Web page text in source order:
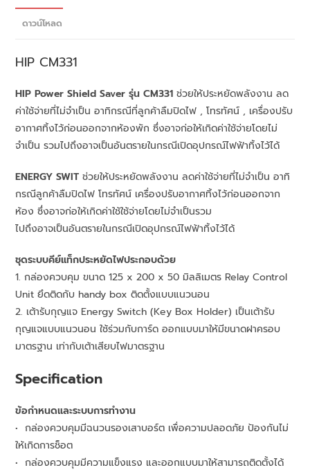
ดาวน์โหลด
HIP CM331
HIP Power Shield Saver รุ่น CM331ช่วยให้ประหยัดพลังงาน ลด
ค่าใช้จ่ายที่ไม่จำเป็น อาทิกรณีที่ลูกค้าลืมปิดไฟ , โทรทัศน์ , เครื่องปรับ
อากาศทิ้งไว้ก่อนออกจากห้องพัก ซึ่งอาจก่อให้เกิดค่าใช้จ่ายโดยไม่
จำเป็น รวมไปถึงอาจเป็นอันตรายในกรณีเปิดอุปกรณ์ไฟฟ้าทิ้งไว้ได้
ENERGY SWITช่วยให้ประหยัดพลังงาน ลดค่าใช้จ่ายที่ไม่จำเป็น อาทิ
กรณีลูกค้าลืมปิดไฟ โทรทัศน์ เครื่องปรับอากาศทิ้งไว้ก่อนออกจาก
ห้อง ซึ่งอาจก่อให้เกิดค่าใช้ใช้จ่ายโดยไม่จำเป็นรวม
ไปถึงอาจเป็นอันตรายในกรณีเปิดอุปกรณ์ไฟฟ้าทิ้งไว้ได้
ชุดระบบคีย์แท็กประหยัดไฟประกอบด้วย
1. กล่องควบคุม ขนาด 125 x 200 x 50 มิลลิเมตร Relay Control
Unit ยึดติดกับ handy box ติดตั้งแบบแนวนอน
2. เต้ารับกุญแจ Energy Switch (Key Box Holder) เป็นเต้ารับ
กุญแจแบบแนวนอน ใช้ร่วมกับการ์ด ออกแบบมาให้มีขนาดฝาครอบ
มาตรฐาน เท่ากับเต้าเสียบไฟมาตรฐาน
Specification
ข้อกำหนดและระบบการทำงาน
• กล่องควบคุมมีฉนวนรองเสาบอร์ต เพื่อความปลอดภัย ป้องกันไม่
ให้เกิดการช็อต
• กล่องควบคุมมีความแข็งแรง และออกแบบมาให้สามารถติดตั้งได้